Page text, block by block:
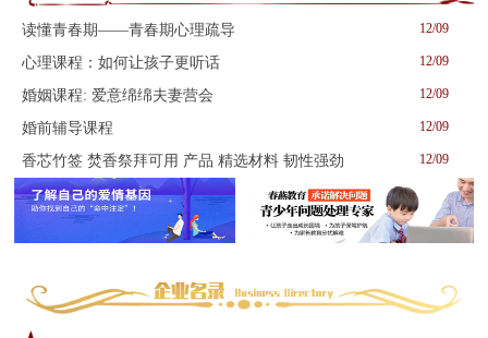
读懂青春期——青春期心理疏导 12/09
心理课程：如何让孩子更听话 12/09
婚姻课程: 爱意绵绵夫妻营会 12/09
婚前辅导课程 12/09
香芯竹签 焚香祭拜可用 产品 精选材料 韧性强劲 12/09